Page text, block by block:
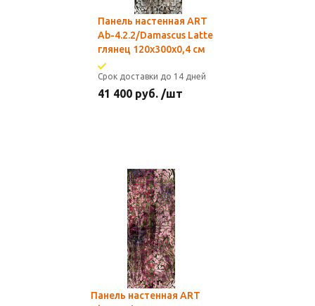
Панель настенная ART
Ab-4.2.2/Damascus Latte
глянец 120х300x0,4 см
Срок доставки до 14 дней
41 400 руб. /шт
Панель настенная ART